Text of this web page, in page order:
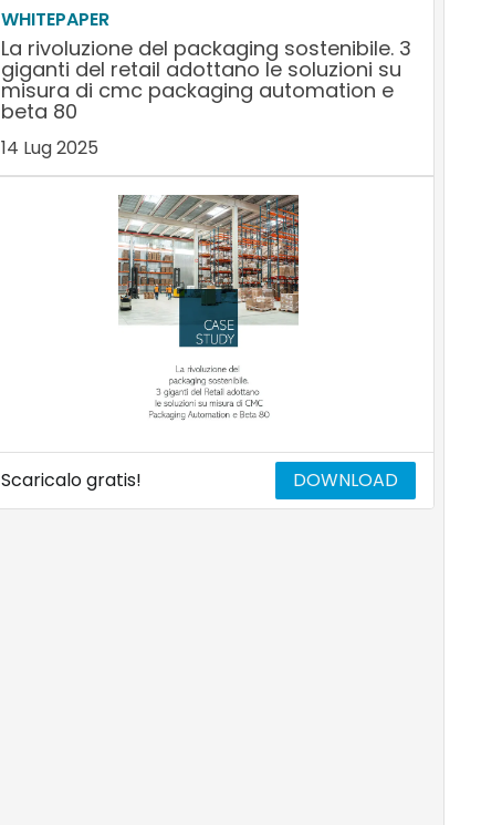
WHITEPAPER
La rivoluzione del packaging sostenibile. 3
giganti del retail adottano le soluzioni su
misura di cmc packaging automation e
beta 80
14 Lug 2025
Scaricalo gratis! DOWNLOAD